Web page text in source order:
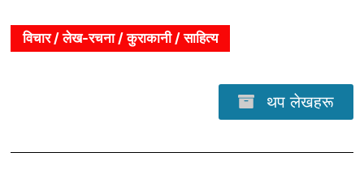
विचार / लेख-रचना / कुराकानी / साहित्य
थप लेखहरू